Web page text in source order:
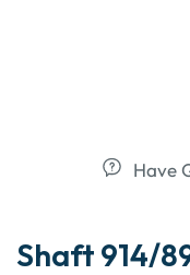
Have
Shaft 914/